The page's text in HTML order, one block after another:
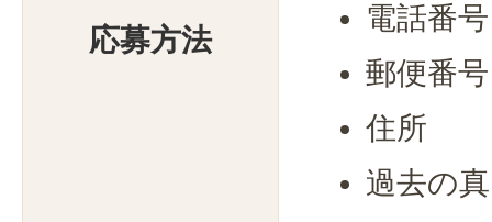
応募方法
電話番号
郵便番号
住所
過去の